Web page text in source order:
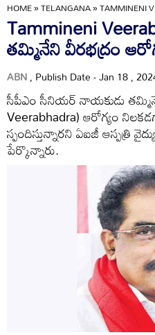
HOME»TELANGANA»TAMMINENI
Tammineni
తమ్మినేని వీరభద్రం
ABN, Publish Date - Jan 18 ,
సీపీఎం సీనియర్‌ నాయకుడు
Veerabhadra) ఆరోగ్యం
స్పందిస్తున్నారని ఏఐజీ ఆస్పత్రి
పేర్కొన్నారు.